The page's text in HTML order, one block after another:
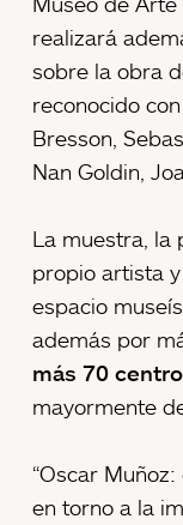
realizará
sobre la obra
reconocido
Bresson,
Nan Goldin,
La muestra, la
propio artista
espacio
además por
más 70
mayormente
“Oscar
en torno a la